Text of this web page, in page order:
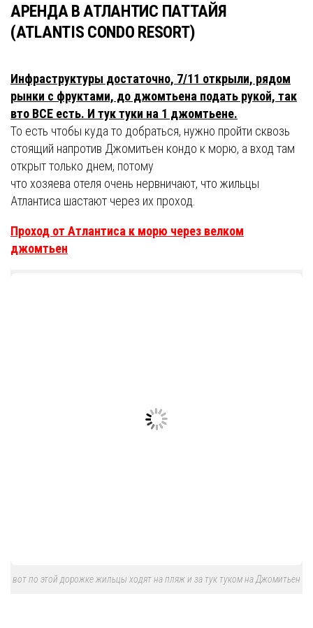
АРЕНДА В АТЛАНТИС ПАТТАЙЯ
(ATLANTIS CONDO RESORT)
Инфраструктуры достаточно, 7/11 открыли, рядом
рынки с фруктами, до джомтьена подать рукой, так
вто ВСЕ есть. И тук туки на 1 джомтьене.
То есть чтобы куда то добраться, нужно пройти сквозь
стоящий напротив Джомитьен кондо к морю, а вход там
открыт только днем, потому
что хозяева отеля очень нервничают, что жильцы
Атлантиса шастают через их проход.
Проход от Атлантиса к морю через велком
джомтьен
вот по этой дорожке жильцы ходят на пляж и за тук туком на Джомитьен